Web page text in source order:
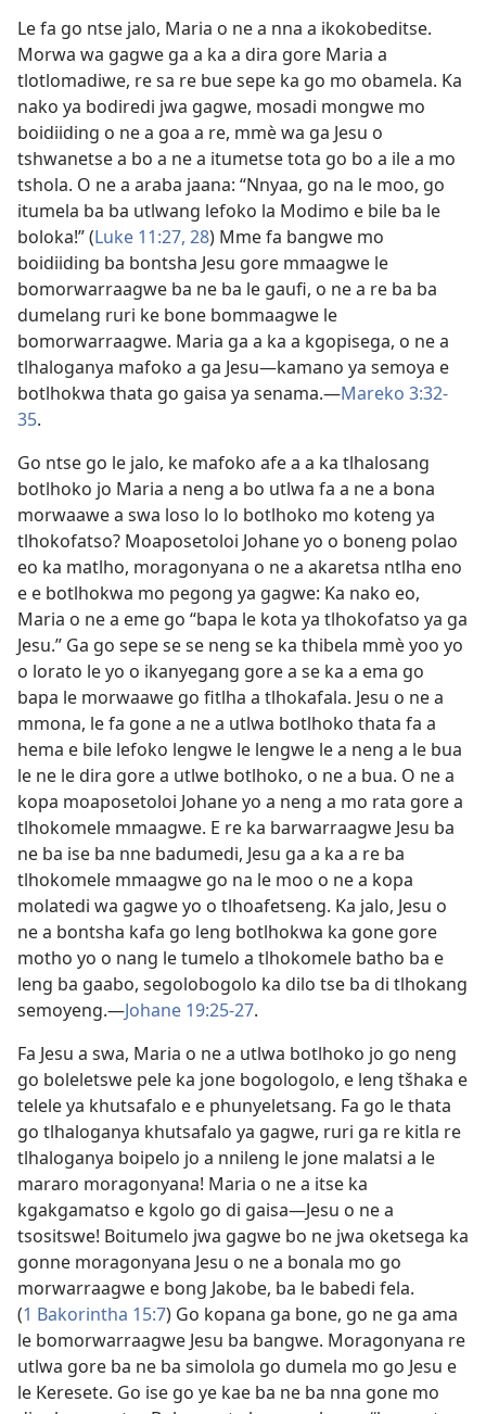
Le fa go ntse jalo, Maria o ne a nna a ikokobeditse.
Morwa wa gagwe ga a ka a dira gore Maria a
tlotlomadiwe, re sa re bue sepe ka go mo obamela. Ka
nako ya bodiredi jwa gagwe, mosadi mongwe mo
boidiiding o ne a goa a re, mmè wa ga Jesu o
tshwanetse a bo a ne a itumetse tota go bo a ile a mo
tshola. O ne a araba jaana: “Nnyaa, go na le moo, go
itumela ba ba utlwang lefoko la Modimo e bile ba le
boloka!” (Luke 11:27, 28) Mme fa bangwe mo
boidiiding ba bontsha Jesu gore mmaagwe le
bomorwarraagwe ba ne ba le gaufi, o ne a re ba ba
dumelang ruri ke bone bommaagwe le
bomorwarraagwe. Maria ga a ka a kgopisega, o ne a
tlhaloganya mafoko a ga Jesu—kamano ya semoya e
botlhokwa thata go gaisa ya senama.—Mareko 3:32-
35.
Go ntse go le jalo, ke mafoko afe a a ka tlhalosang
botlhoko jo Maria a neng a bo utlwa fa a ne a bona
morwaawe a swa loso lo lo botlhoko mo koteng ya
tlhokofatso? Moaposetoloi Johane yo o boneng polao
eo ka matlho, moragonyana o ne a akaretsa ntlha eno
e e botlhokwa mo pegong ya gagwe: Ka nako eo,
Maria o ne a eme go “bapa le kota ya tlhokofatso ya ga
Jesu.” Ga go sepe se se neng se ka thibela mmè yoo yo
o lorato le yo o ikanyegang gore a se ka a ema go
bapa le morwaawe go fitlha a tlhokafala. Jesu o ne a
mmona, le fa gone a ne a utlwa botlhoko thata fa a
hema e bile lefoko lengwe le lengwe le a neng a le bua
le ne le dira gore a utlwe botlhoko, o ne a bua. O ne a
kopa moaposetoloi Johane yo a neng a mo rata gore a
tlhokomele mmaagwe. E re ka barwarraagwe Jesu ba
ne ba ise ba nne badumedi, Jesu ga a ka a re ba
tlhokomele mmaagwe go na le moo o ne a kopa
molatedi wa gagwe yo o tlhoafetseng. Ka jalo, Jesu o
ne a bontsha kafa go leng botlhokwa ka gone gore
motho yo o nang le tumelo a tlhokomele batho ba e
leng ba gaabo, segolobogolo ka dilo tse ba di tlhokang
semoyeng.—Johane 19:25-27.
Fa Jesu a swa, Maria o ne a utlwa botlhoko jo go neng
go boleletswe pele ka jone bogologolo, e leng tšhaka e
telele ya khutsafalo e e phunyeletsang. Fa go le thata
go tlhaloganya khutsafalo ya gagwe, ruri ga re kitla re
tlhaloganya boipelo jo a nnileng le jone malatsi a le
mararo moragonyana! Maria o ne a itse ka
kgakgamatso e kgolo go di gaisa—Jesu o ne a
tsositswe! Boitumelo jwa gagwe bo ne jwa oketsega ka
gonne moragonyana Jesu o ne a bonala mo go
morwarraagwe e bong Jakobe, ba le babedi fela.
(1 Bakorintha 15:7) Go kopana ga bone, go ne ga ama
le bomorwarraagwe Jesu ba bangwe. Moragonyana re
utlwa gore ba ne ba simolola go dumela mo go Jesu e
le Keresete. Go ise go ye kae ba ne ba nna gone mo